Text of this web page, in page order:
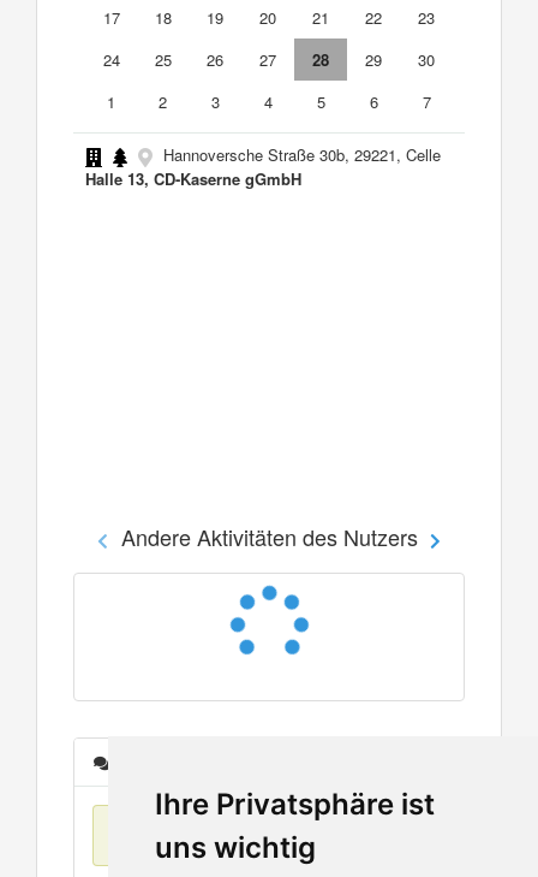
Ihre Privatsphäre ist
uns wichtig
17
18 19 20 21 22
23
24
25 26 27 28 29
30
1
2 3 4 5 6 7
Hannoversche Straße 30b, 29221, Celle
Halle 13, CD-Kaserne gGmbH
Andere Aktivitäten des Nutzers
Keine Einträge